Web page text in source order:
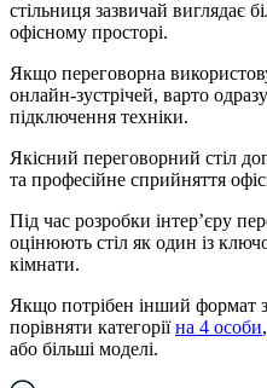
стільниця зазвичай виглядає
офісному просторі.
Якщо переговорна
онлайн-зустрічей, варто
підключення техніки.
Якісний переговорний стіл
та професійне сприйняття
Під час розробки інтер’єру
оцінюють стіл як один із
кімнати.
Якщо потрібен інший формат
порівняти категоріїна 4 особи,
або більші моделі.